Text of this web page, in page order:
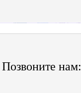
Позвоните нам: